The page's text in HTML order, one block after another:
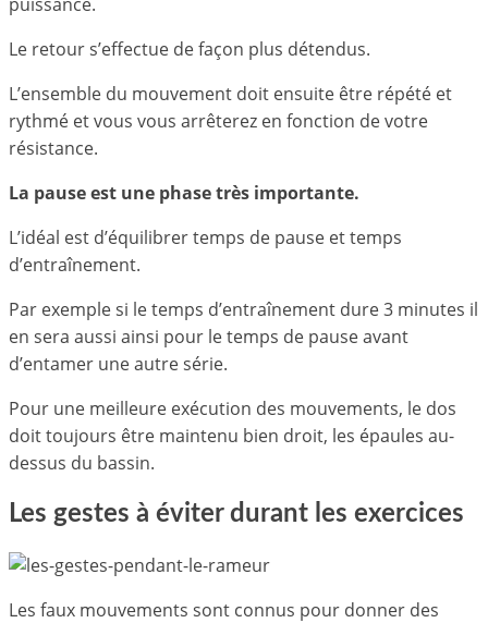
Le retour s’effectue de façon plus détendus.
L’ensemble du mouvement doit ensuite être répété et
rythmé et vous vous arrêterez en fonction de votre
résistance.
La pause est une phase très importante.
L’idéal est d’équilibrer temps de pause et temps
d’entraînement.
Par exemple si le temps d’entraînement dure 3 minutes il
en sera aussi ainsi pour le temps de pause avant
d’entamer une autre série.
Pour une meilleure exécution des mouvements, le dos
doit toujours être maintenu bien droit, les épaules au-
dessus du bassin.
Les gestes à éviter durant les exercices
Les faux mouvements sont connus pour donner des